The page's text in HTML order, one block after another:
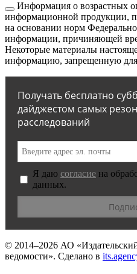
Информация о возрастных
информационной продукции,
на основании норм
информации, причиняющей
Некоторые материалы
информацию, запрещенную для
Получать бесплатно
дайджестом самых
расследований
Я даю согласие на
данных.
© 2014–2026 АО
ведомости». Сделано в